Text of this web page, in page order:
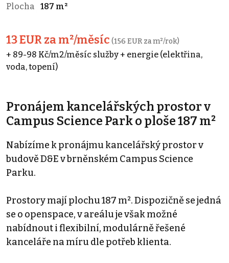
Plocha
187 m²
13 EUR za m²/měsíc (156 EUR za m²/rok)
+ 89-98 Kč/m2/měsíc služby + energie (elektřina,
voda, topení)
Pronájem kancelářských prostor v
Campus Science Park o ploše 187 m²
Nabízíme k pronájmu kancelářský prostor v
budově D&E v brněnském Campus Science
Parku.
Prostory mají plochu 187 m². Dispozičně se jedná
se o openspace, v areálu je však možné
nabídnout i flexibilní, modulárně řešené
kanceláře na míru dle potřeb klienta.